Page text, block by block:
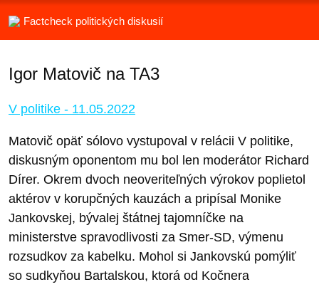
Factcheck politických diskusií
Igor Matovič na TA3
V politike - 11.05.2022
Matovič opäť sólovo vystupoval v relácii V politike,
diskusným oponentom mu bol len moderátor Richard
Dírer. Okrem dvoch neoveriteľných výrokov poplietol
aktérov v korupčných kauzách a pripísal Monike
Jankovskej, bývalej štátnej tajomníčke na
ministerstve spravodlivosti za Smer-SD, výmenu
rozsudkov za kabelku. Mohol si Jankovskú pomýliť
so sudkyňou Bartalskou, ktorá od Kočnera